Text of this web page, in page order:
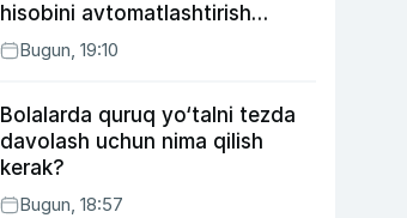
hisobini avtomatlashtirish
rejasini ishlab chiqishni
ma’qulladi
Bugun, 19:10
Bolalarda quruq yo‘talni tezda
davolash uchun nima qilish
kerak?
Bugun, 18:57